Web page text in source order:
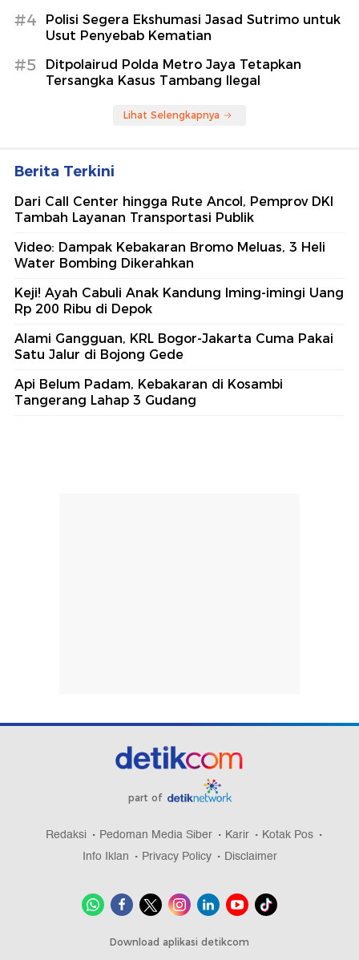
#4
Polisi Segera Ekshumasi Jasad Sutrimo untuk
Usut Penyebab Kematian
#5
Ditpolairud Polda Metro Jaya Tetapkan
Tersangka Kasus Tambang Ilegal
Lihat Selengkapnya
Berita Terkini
Dari Call Center hingga Rute Ancol, Pemprov DKI
Tambah Layanan Transportasi Publik
Video: Dampak Kebakaran Bromo Meluas, 3 Heli
Water Bombing Dikerahkan
Keji! Ayah Cabuli Anak Kandung Iming-imingi Uang
Rp 200 Ribu di Depok
Alami Gangguan, KRL Bogor-Jakarta Cuma Pakai
Satu Jalur di Bojong Gede
Api Belum Padam, Kebakaran di Kosambi
Tangerang Lahap 3 Gudang
part of
Redaksi Pedoman Media Siber Karir
Kotak Pos
Info Iklan
Privacy Policy Disclaimer
Download aplikasi detikcom